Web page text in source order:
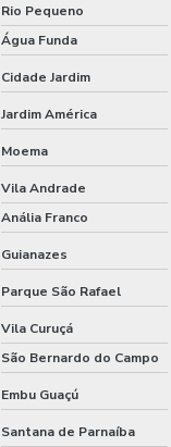
Rio Pequeno
Água Funda
Cidade Jardim
Jardim América
Moema
Vila Andrade
Anália Franco
Guianazes
Parque São Rafael
Vila Curuçá
São Bernardo do Campo
Embu Guaçú
Santana de Parnaíba